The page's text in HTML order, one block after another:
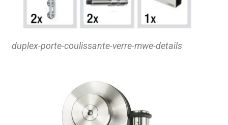
duplex-porte-coulissante-verre-mwe-details